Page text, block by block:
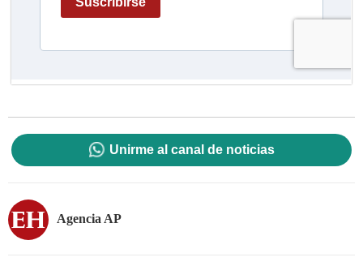
Unirme al canal de noticias
Agencia AP